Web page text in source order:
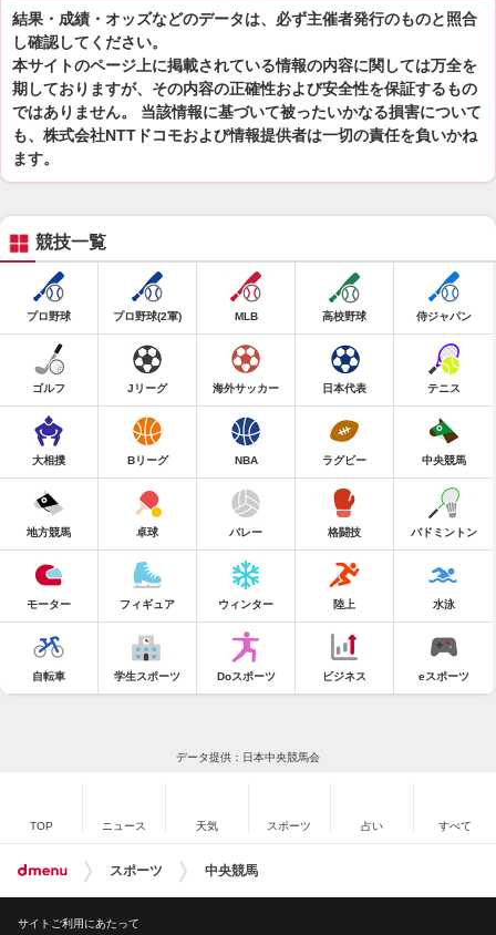
結果・成績・オッズなどのデータは、必ず主催者発行のものと照合
し確認してください。
本サイトのページ上に掲載されている情報の内容に関しては万全を
期しておりますが、その内容の正確性および安全性を保証するもの
ではありません。 当該情報に基づいて被ったいかなる損害について
も、株式会社NTTドコモおよび情報提供者は一切の責任を負いかね
ます。
競技一覧
プロ野球 プロ野球(2軍) MLB 高校野球 侍ジャパン
ゴルフ Jリーグ 海外サッカー 日本代表 テニス
大相撲 Bリーグ NBA ラグビー 中央競馬
地方競馬 卓球 バレー 格闘技 バドミントン
モーター フィギュア ウィンター 陸上 水泳
自転車 学生スポーツ Doスポーツ ビジネス eスポーツ
データ提供：日本中央競馬会
TOP ニュース 天気 スポーツ 占い すべて
スポーツ 中央競馬
サイトご利用にあたって